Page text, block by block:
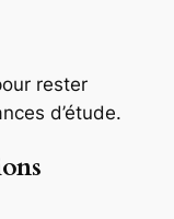
rester
d’étude.